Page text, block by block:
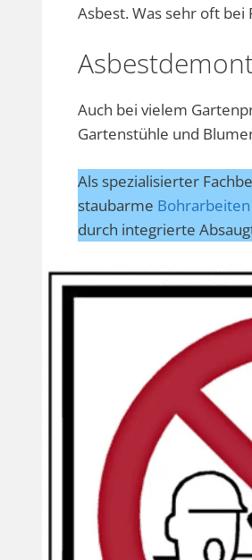
Asbest. Was sehr oft
Auch bei vielem
Gartenstühle und
Als spezialisierter
staubarme Bohrarbeiten
durch integrierte